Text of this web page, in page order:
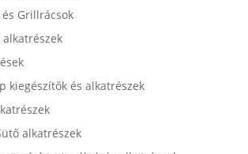
Grillrácsok
kiegészítők és alkatrészek
alkatrészek